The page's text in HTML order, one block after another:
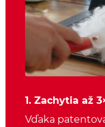
1. Zachytia až
Vďaka